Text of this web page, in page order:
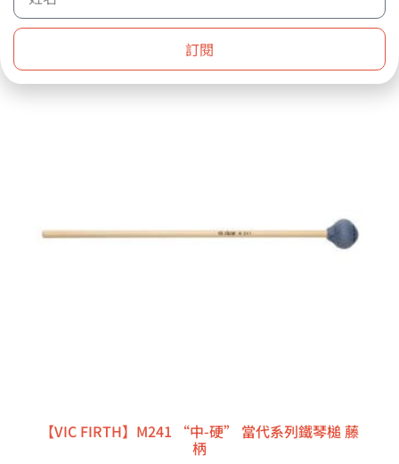
【VIC FIRTH】M241 “中-硬” 當代系列鐵琴槌 藤
柄
訂閱